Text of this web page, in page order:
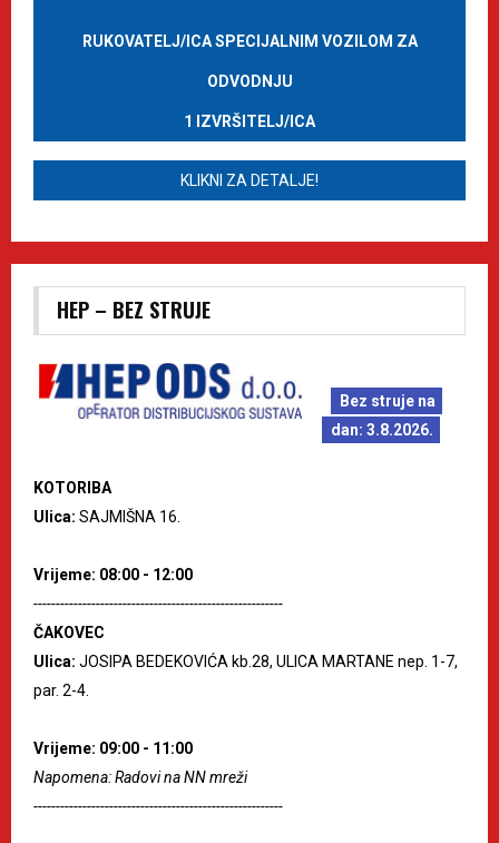
RUKOVATELJ/ICA SPECIJALNIM VOZILOM ZA
ODVODNJU
1 IZVRŠITELJ/ICA
KLIKNI ZA DETALJE!
HEP – BEZ STRUJE
Bez struje na
dan: 3.8.2026.
KOTORIBA
Ulica: SAJMIŠNA 16.
Vrijeme: 08:00 - 12:00
--------------------------------------------------------
ČAKOVEC
Ulica: JOSIPA BEDEKOVIĆA kb.28, ULICA MARTANE nep. 1-7,
par. 2-4.
Vrijeme: 09:00 - 11:00
Napomena: Radovi na NN mreži
--------------------------------------------------------